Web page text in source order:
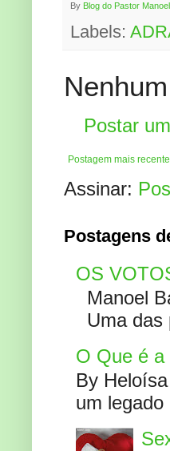
By Blog do Pastor
Labels:
Postar
Postagem mais recente
Assinar:
Postagens
OS
Manoel
Uma das
O Que é a
By
um